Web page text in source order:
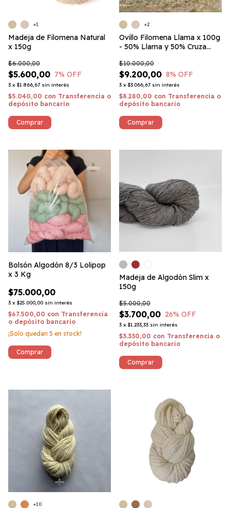
Madeja de Filomena Natural
x 150g
$5.600,00
$6.000,00
7% OFF
3 x $1.866,67 sin interés
$5.040,00 con Transferencia o
depósito bancario
+1
Comprar
Ovillo Filomena Llama x 100g
- 50% Llama y 50% Cruza
$9.200,00
$10.000,00
8% OFF
3 x $3.066,67 sin interés
$8.280,00 con Transferencia o
depósito bancario
+2
Comprar
Bolsón Algodón 8/3 Lolipop
x 3 Kg
$75.000,00
3 x $25.000,00 sin interés
$67.500,00 con Transferencia
o depósito bancario
¡Solo quedan 5 en stock!
Madeja de Algodón Slim x
150g
$3.700,00
$5.000,00
26% OFF
3 x $1.233,33 sin interés
$3.330,00 con Transferencia o
depósito bancario
Comprar
+10